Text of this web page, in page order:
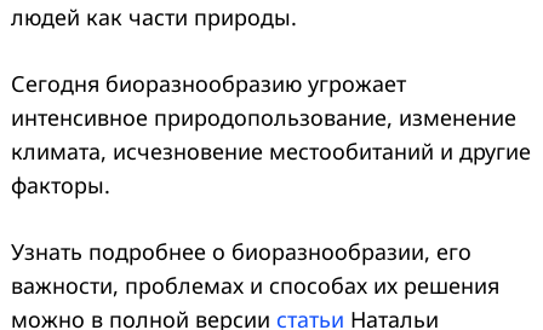
людей как части природы.
Сегодня биоразнообразию угрожает
интенсивное природопользование, изменение
климата, исчезновение местообитаний и другие
факторы.
Узнать подробнее о биоразнообразии, его
важности, проблемах и способах их решения
можно в полной версии статьи Натальи